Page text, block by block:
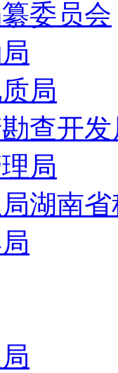
委员会
局
查开发
局
湖南